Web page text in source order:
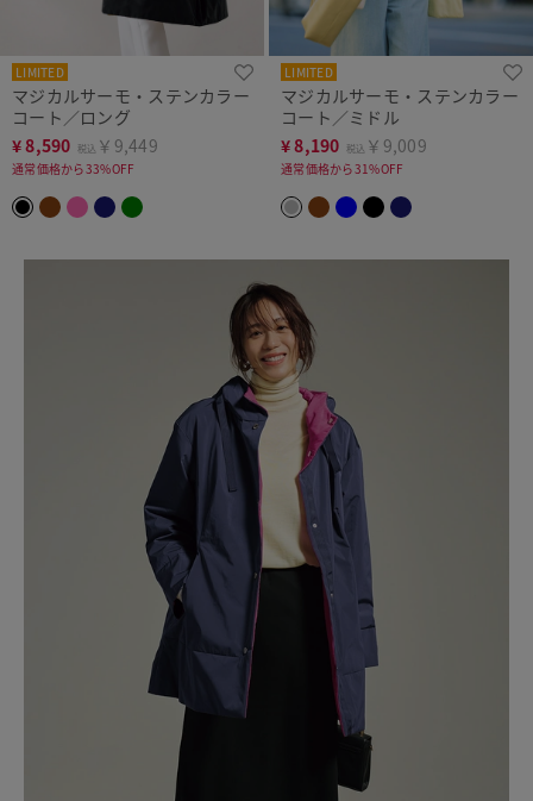
LIMITED
マジカルサーモ・ステンカラー
コート／ロング
¥8,590 税込 ￥9,449
通常価格から33%OFF
LIMITED
マジカルサーモ・ステンカラー
コート／ミドル
¥8,190 税込 ￥9,009
通常価格から31%OFF